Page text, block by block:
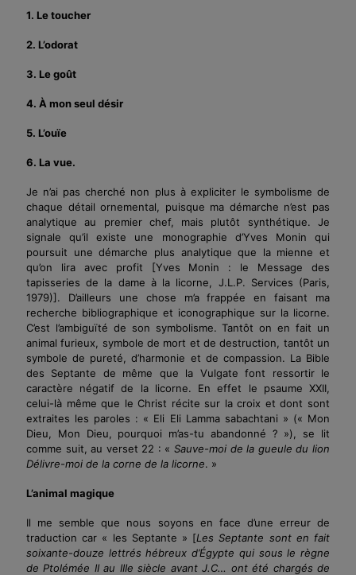
1. Le toucher
2. L’odorat
3. Le goût
4. À mon seul désir
5. L’ouïe
6. La vue.
Je n’ai pas cherché non plus à expliciter le symbolisme de
chaque détail ornemental, puisque ma démarche n’est pas
analytique au premier chef, mais plutôt synthétique. Je
signale qu’il existe une monographie d’Yves Monin qui
poursuit une démarche plus analytique que la mienne et
qu’on lira avec profit [Yves Monin : le Message des
tapisseries de la dame à la licorne, J.L.P. Services (Paris,
1979)]. D’ailleurs une chose m’a frappée en faisant ma
recherche bibliographique et iconographique sur la licorne.
C’est l’ambiguïté de son symbolisme. Tantôt on en fait un
animal furieux, symbole de mort et de destruction, tantôt un
symbole de pureté, d’harmonie et de compassion. La Bible
des Septante de même que la Vulgate font ressortir le
caractère négatif de la licorne. En effet le psaume XXII,
celui-là même que le Christ récite sur la croix et dont sont
extraites les paroles : « Eli Eli Lamma sabachtani » (« Mon
Dieu, Mon Dieu, pourquoi m’as-tu abandonné ? ») , se lit
comme suit, au verset 22 : «Sauve-moi de la gueule du lion
Délivre-moi de la corne de la licorne. »
L’animal magique
Il me semble que nous soyons en face d’une erreur de
traduction car « les Septante » [Les Septante sont en fait
soixante-douze lettrés hébreux d’Égypte qui sous le règne
de Ptolémée II au IIIe siècle avant J.C… ont été chargés de